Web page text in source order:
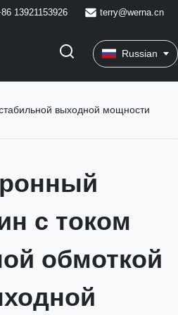
13921153926 terry@werna.cn
Russian
выходной мощности
с током
обмоткой